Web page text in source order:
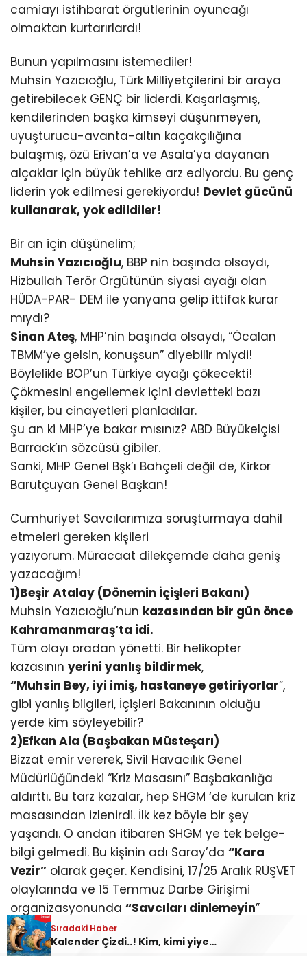
camiayı istihbarat örgütlerinin oyuncağı
olmaktan kurtarırlardı!
Bunun yapılmasını istemediler!
Muhsin Yazıcıoğlu, Türk Milliyetçilerini bir araya
getirebilecek GENÇ bir liderdi. Kaşarlaşmış,
kendilerinden başka kimseyi düşünmeyen,
uyuşturucu-avanta-altın kaçakçılığına
bulaşmış, özü Erivan’a ve Asala’ya dayanan
alçaklar için büyük tehlike arz ediyordu. Bu genç
liderin yok edilmesi gerekiyordu! Devlet gücünü
kullanarak, yok edildiler!
Bir an için düşünelim;
Muhsin Yazıcıoğlu, BBP nin başında olsaydı,
Hizbullah Terör Örgütünün siyasi ayağı olan
HÜDA-PAR- DEM ile yanyana gelip ittifak kurar
mıydı?
Sinan Ateş, MHP’nin başında olsaydı, “Öcalan
TBMM’ye gelsin, konuşsun” diyebilir miydi!
Böylelikle BOP’un Türkiye ayağı çökecekti!
Çökmesini engellemek içini devletteki bazı
kişiler, bu cinayetleri planladılar.
Şu an ki MHP’ye bakar mısınız? ABD Büyükelçisi
Barrack’ın sözcüsü gibiler.
Sanki, MHP Genel Bşk’ı Bahçeli değil de, Kirkor
Barutçuyan Genel Başkan!
Cumhuriyet Savcılarımıza soruşturmaya dahil
etmeleri gereken kişileri
yazıyorum. Müracaat dilekçemde daha geniş
yazacağım!
1)Beşir Atalay (Dönemin İçişleri Bakanı)
Muhsin Yazıcıoğlu’nun kazasından bir gün önce
Kahramanmaraş’ta idi.
Tüm olayı oradan yönetti. Bir helikopter
kazasının yerini yanlış bildirmek,
“Muhsin Bey, iyi imiş, hastaneye getiriyorlar”,
gibi yanlış bilgileri, İçişleri Bakanının olduğu
yerde kim söyleyebilir?
2)Efkan Ala (Başbakan Müsteşarı)
Bizzat emir vererek, Sivil Havacılık Genel
Müdürlüğündeki “Kriz Masasını” Başbakanlığa
aldırttı. Bu tarz kazalar, hep SHGM ‘de kurulan kriz
masasından izlenirdi. İlk kez böyle bir şey
yaşandı. O andan itibaren SHGM ye tek belge-
bilgi gelmedi. Bu kişinin adı Saray’da “Kara
Vezir” olarak geçer. Kendisini, 17/25 Aralık RÜŞVET
olaylarında ve 15 Temmuz Darbe Girişimi
organizasyonunda “Savcıları dinlemeyin”
emrini verirken izlemiştik.
3)Mehmet Habip Soluk ((Dönemin Ulaştırma
Sıradaki Haber
Kalender Çizdi..! Kim, kimi yiyecek?..